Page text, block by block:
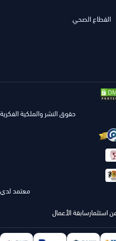
القطاع الصحي
حقوق النشر والملكية الفكرية
معتمد لدي
سابقة الأعمالاستثمار